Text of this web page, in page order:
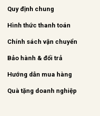
Quy định chung
Hình thức thanh toán
Chính sách vận chuyển
Bảo hành & đổi trả
Hướng dẫn mua hàng
Quà tặng doanh nghiệp